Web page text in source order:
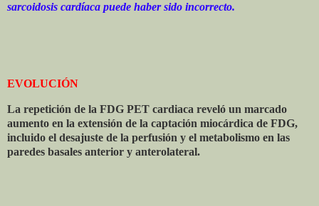
sarcoidosis cardíaca puede haber sido incorrecto.
EVOLUCIÓN
La repetición de la FDG PET cardiaca reveló un marcado
aumento en la extensión de la captación miocárdica de FDG,
incluido el desajuste de la perfusión y el metabolismo en las
paredes basales anterior y anterolateral.